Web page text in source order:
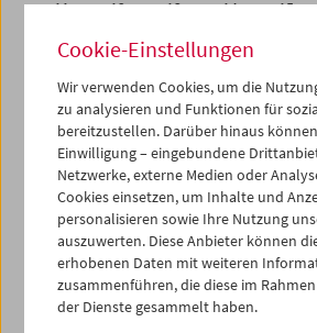
11
12 13 14 15
18
19 20 21
25
27 29
01
02 03 04 05
iCalender
Programmheft-PDF
English language or subtitles
< Vorherige Woche
Cookie-Einstellungen
Wir verwenden Cookies, um die
zu analysieren und Funktionen für
bereitzustellen. Darüber hinaus
Einwilligung – eingebundene
Netzwerke, externe Medien oder
Cookies einsetzen, um Inhalte und
personalisieren sowie Ihre Nutzung
auszuwerten. Diese Anbieter können
erhobenen Daten mit weiteren
zusammenführen, die diese im
der Dienste gesammelt haben.